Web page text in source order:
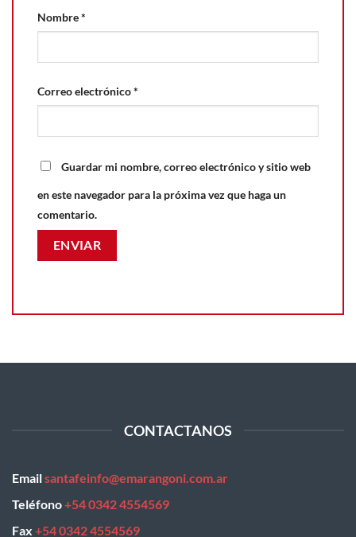
Nombre*
Correo electrónico*
Guardar mi nombre, correo electrónico y sitio web
en este navegador para la próxima vez que haga un
comentario.
CONTACTANOS
Emailsantafeinfo@emarangoni.com.ar
Teléfono+54 0342 4554569
Fax +54 0342 4554569